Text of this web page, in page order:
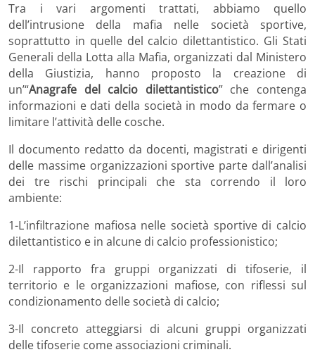
Tra i vari argomenti trattati, abbiamo quello
dell’intrusione della mafia nelle società sportive,
soprattutto in quelle del calcio dilettantistico. Gli Stati
Generali della Lotta alla Mafia, organizzati dal Ministero
della Giustizia, hanno proposto la creazione di
un’“Anagrafe del calcio dilettantistico” che contenga
informazioni e dati della società in modo da fermare o
limitare l’attività delle cosche.
Il documento redatto da docenti, magistrati e dirigenti
delle massime organizzazioni sportive parte dall’analisi
dei tre rischi principali che sta correndo il loro
ambiente:
1-L’infiltrazione mafiosa nelle società sportive di calcio
dilettantistico e in alcune di calcio professionistico;
2-Il rapporto fra gruppi organizzati di tifoserie, il
territorio e le organizzazioni mafiose, con riflessi sul
condizionamento delle società di calcio;
3-Il concreto atteggiarsi di alcuni gruppi organizzati
delle tifoserie come associazioni criminali.